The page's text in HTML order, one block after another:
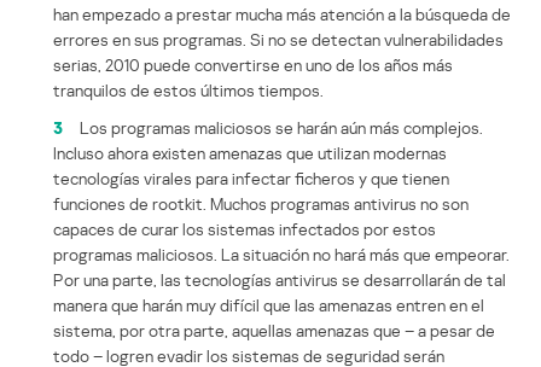
han empezado a prestar mucha más atención a la búsqueda de
errores en sus programas. Si no se detectan vulnerabilidades
serias, 2010 puede convertirse en uno de los años más
tranquilos de estos últimos tiempos.
3
Los programas maliciosos se harán aún más complejos.
Incluso ahora existen amenazas que utilizan modernas
tecnologías virales para infectar ficheros y que tienen
funciones de rootkit. Muchos programas antivirus no son
capaces de curar los sistemas infectados por estos
programas maliciosos. La situación no hará más que empeorar.
Por una parte, las tecnologías antivirus se desarrollarán de tal
manera que harán muy difícil que las amenazas entren en el
sistema, por otra parte, aquellas amenazas que – a pesar de
todo – logren evadir los sistemas de seguridad serán